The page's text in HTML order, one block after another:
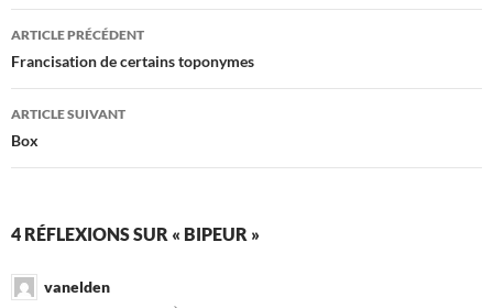
Navigation
des
articles
ARTICLE PRÉCÉDENT
Francisation de certains toponymes
ARTICLE SUIVANT
Box
4 RÉFLEXIONS SUR « BIPEUR »
vanelden